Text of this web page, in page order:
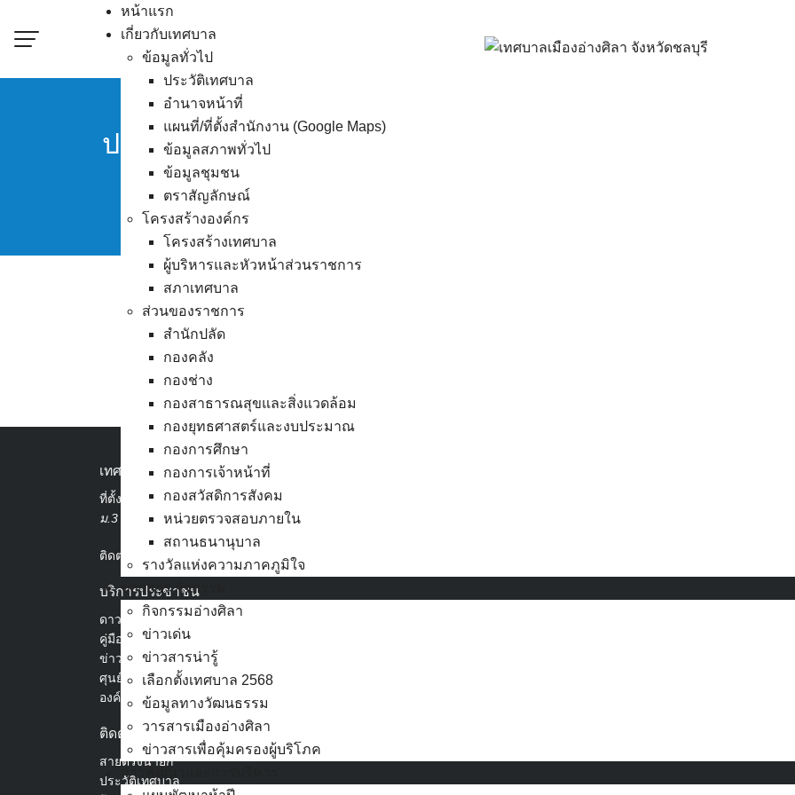
หน้าแรก
เกี่ยวกับเทศบาล
ข้อมูลทั่วไป
ประวัติเทศบาล
อำนาจหน้าที่
แผนที่/ที่ตั้งสำนักงาน (Google Maps)
ข้อมูลสภาพทั่วไป
ข้อมูลชุมชน
ตราสัญลักษณ์
โครงสร้างองค์กร
โครงสร้างเทศบาล
ผู้บริหารและหัวหน้าส่วนราชการ
สภาเทศบาล
ส่วนของราชการ
สำนักปลัด
กองคลัง
กองช่าง
กองสาธารณสุขและสิ่งแวดล้อม
กองยุทธศาสตร์และงบประมาณ
กองการศึกษา
กองการเจ้าหน้าที่
กองสวัสดิการสังคม
หน่วยตรวจสอบภายใน
สถานธนานุบาล
รางวัลแห่งความภาคภูมิใจ
ข่าวสาร กิจกรรม
กิจกรรมอ่างศิลา
ข่าวเด่น
ข่าวสารน่ารู้
เลือกตั้งเทศบาล 2568
ข้อมูลทางวัฒนธรรม
วารสารเมืองอ่างศิลา
ข่าวสารเพื่อคุ้มครองผู้บริโภค
การพัฒนาและการบริหาร
ประกาศเทศบาลเมืองอ่างศิลา เรื่อง ประกาศผู้ชนะการเส
เทศบาลเมืองอ่างศิลา
ที่ตั้ง :
สำนักงานเทศบาลเมืองอ่างศิลา 90/338
ม.3 ต.เสม็ด อ.เมือง จ.ชลบุรี 20000
ติดต่อ : 038-142-100-104
บริการประชาชน
ดาวน์โหลดแบบฟอร์ม, เอกสาร
คู่มือสำหรับประชาชน/คู่มือการปฏิบัติงาน
ข่าวสารน่ารู้
ศุนย์ข้อมูลข่าวสารอิเล็กทรอนิกส์
องค์ความรู้ (Knowledge Management)
ติดต่อเทศบาล
สายตรงนายก
ประวัติเทศบาล